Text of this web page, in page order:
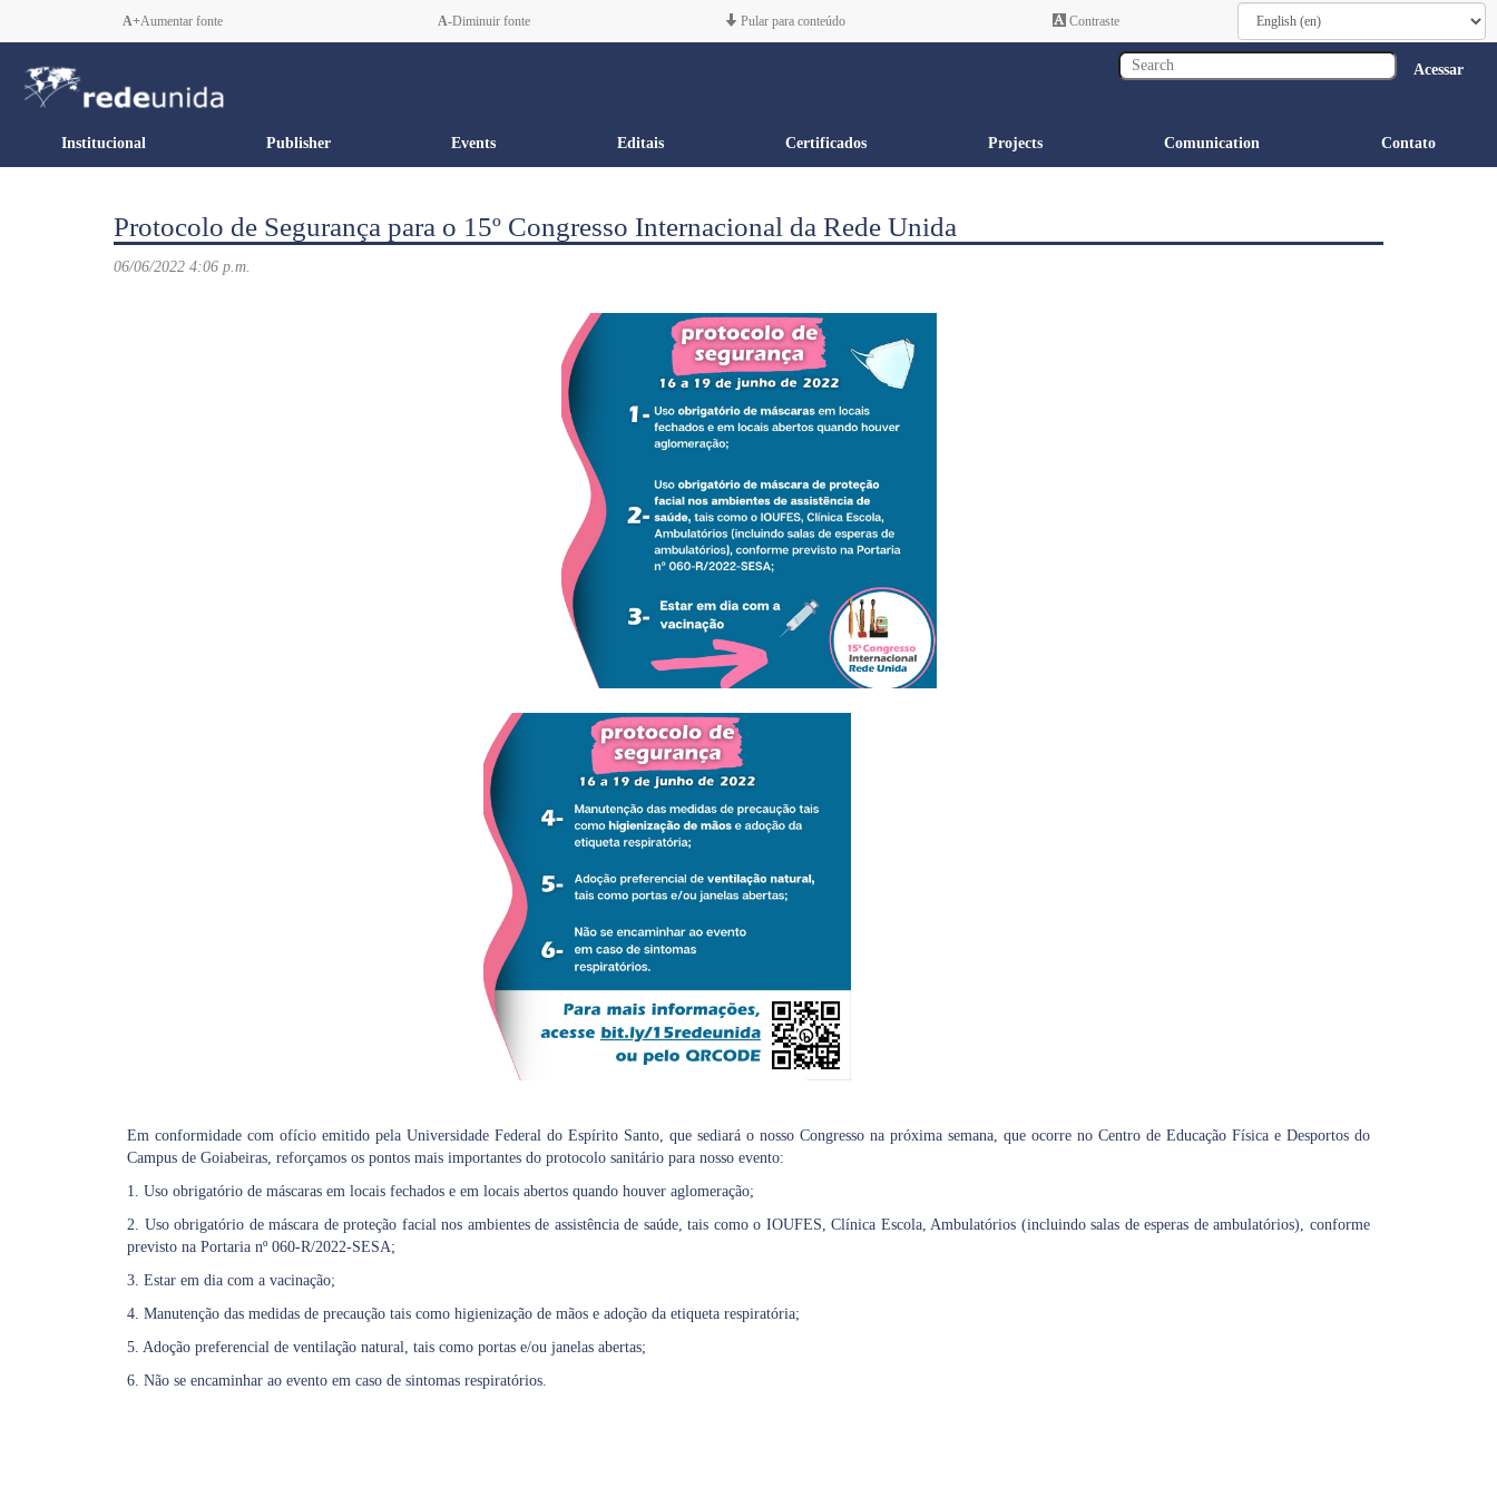
A+Aumentar fonte A-Diminuir fonte Pular para conteúdo Contraste
Acessar
Institucional Publisher Events Editais Certificados Projects Comunication Contato
Protocolo de Segurança para o 15º Congresso Internacional da Rede Unida
06/06/2022 4:06 p.m.
Em conformidade com ofício emitido pela Universidade Federal do Espírito Santo, que sediará o nosso Congresso na próxima semana, que ocorre no Centro de Educação Física e Desportos do
Campus de Goiabeiras, reforçamos os pontos mais importantes do protocolo sanitário para nosso evento:
1. Uso obrigatório de máscaras em locais fechados e em locais abertos quando houver aglomeração;
2. Uso obrigatório de máscara de proteção facial nos ambientes de assistência de saúde, tais como o IOUFES, Clínica Escola, Ambulatórios (incluindo salas de esperas de ambulatórios), conforme
previsto na Portaria nº 060-R/2022-SESA;
3. Estar em dia com a vacinação;
4. Manutenção das medidas de precaução tais como higienização de mãos e adoção da etiqueta respiratória;
5. Adoção preferencial de ventilação natural, tais como portas e/ou janelas abertas;
6. Não se encaminhar ao evento em caso de sintomas respiratórios.